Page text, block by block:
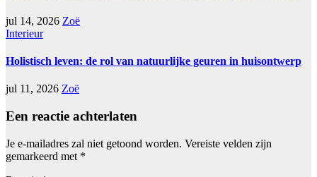
jul 14, 2026 Zoë
Interieur
Holistisch leven: de rol van natuurlijke geuren in huisontwerp
jul 11, 2026 Zoë
Een reactie achterlaten
Je e-mailadres zal niet getoond worden. Vereiste velden zijn
gemarkeerd met *